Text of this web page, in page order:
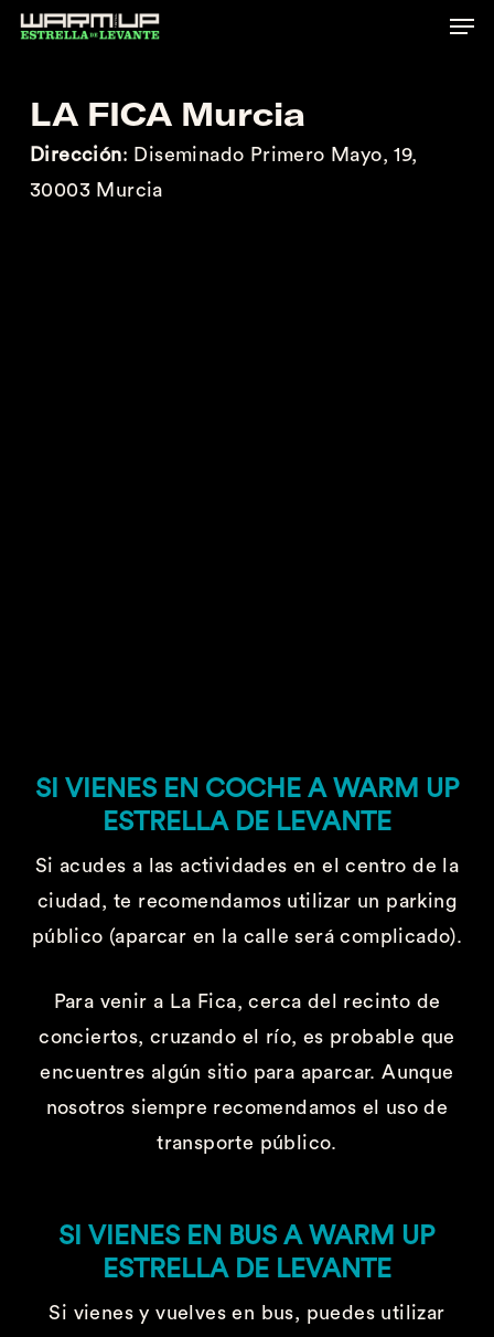
Skip
content
LA FICA Murcia
Dirección: Diseminado Primero Mayo, 19,
30003 Murcia
SI VIENES EN COCHE A WARM UP
ESTRELLA DE LEVANTE
Si acudes a las actividades en el centro de la
ciudad, te recomendamos utilizar un parking
público (aparcar en la calle será complicado).
Para venir a La Fica, cerca del recinto de
conciertos, cruzando el río, es probable que
encuentres algún sitio para aparcar. Aunque
nosotros siempre recomendamos el uso de
transporte público.
SI VIENES EN BUS A WARM UP
ESTRELLA DE LEVANTE
Si vienes y vuelves en bus, puedes utilizar